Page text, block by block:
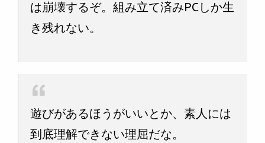
は崩壊するぞ。組み立て済みPCしか生
き残れない。
遊びがあるほうがいいとか、素人には
到底理解できない理屈だな。